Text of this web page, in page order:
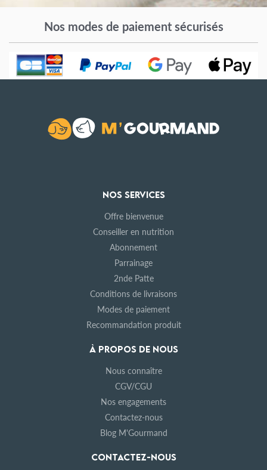
Nos modes de paiement sécurisés
NOS SERVICES
Offre bienvenue
Conseiller en nutrition
Abonnement
Parrainage
2nde Patte
Conditions de livraisons
Modes de paiement
Recommandation produit
À PROPOS DE NOUS
Nous connaître
CGV/CGU
Nos engagements
Contactez-nous
Blog M'Gourmand
CONTACTEZ-NOUS